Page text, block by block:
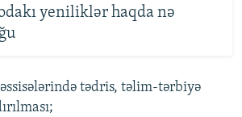
yeniliklər haqda nə
tədris, təlim-tərbiyə